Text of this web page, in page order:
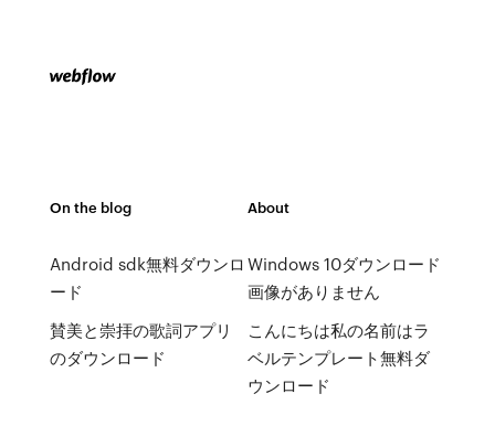
On the blog
Android sdk無料ダウンロ
ード
賛美と崇拝の歌詞アプリ
のダウンロード
About
Windows 10ダウンロード
画像がありません
こんにちは私の名前はラ
ベルテンプレート無料ダ
ウンロード